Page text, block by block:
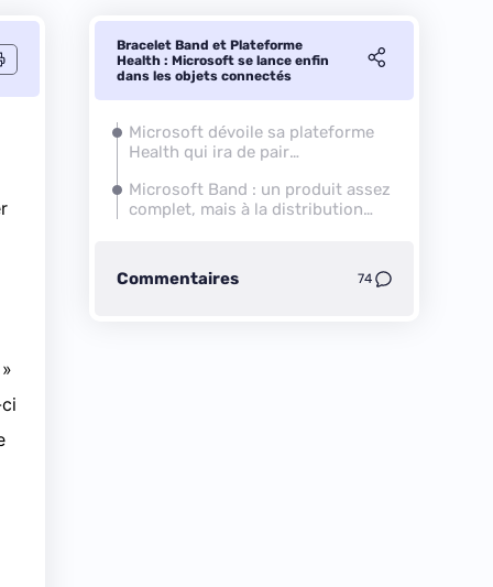
Bracelet Band et Plateforme
Health : Microsoft se lance enfin
dans les objets connectés
Microsoft dévoile sa plateforme
Health qui ira de pair
Microsoft Band : un produit assez
complet, mais à la distribution
Commentaires 74